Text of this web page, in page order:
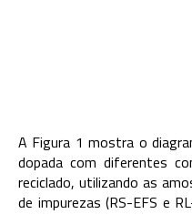
A Figura 1 mostra o
dopada com diferentes
reciclado, utilizando as
de impurezas (RS-EFS e